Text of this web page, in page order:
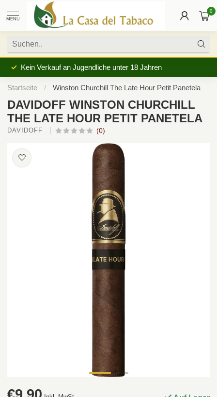
MENU
0
Kein Verkauf an Jugendliche unter 18 Jahren
Startseite / Winston Churchill The Late Hour Petit Panetela
DAVIDOFF WINSTON CHURCHILL
THE LATE HOUR PETIT PANETELA
DAVIDOFF (0)